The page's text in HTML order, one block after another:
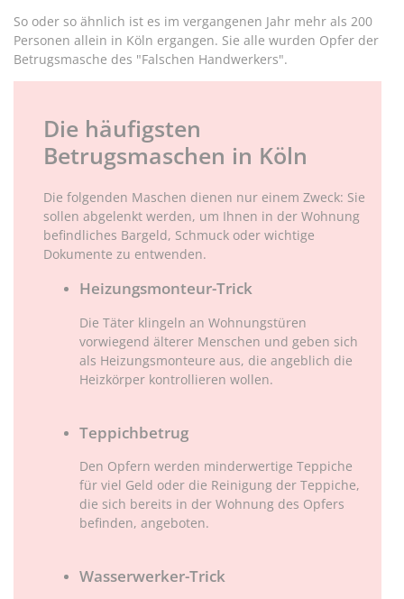
So oder so ähnlich ist es im vergangenen Jahr mehr als 200
Personen allein in Köln ergangen. Sie alle wurden Opfer der
Betrugsmasche des "Falschen Handwerkers".
Die häufigsten
Betrugsmaschen in Köln
Die folgenden Maschen dienen nur einem Zweck: Sie
sollen abgelenkt werden, um Ihnen in der Wohnung
befindliches Bargeld, Schmuck oder wichtige
Dokumente zu entwenden.
Heizungsmonteur-Trick
Die Täter klingeln an Wohnungstüren
vorwiegend älterer Menschen und geben sich
als Heizungsmonteure aus, die angeblich die
Heizkörper kontrollieren wollen.
Teppichbetrug
Den Opfern werden minderwertige Teppiche
für viel Geld oder die Reinigung der Teppiche,
die sich bereits in der Wohnung des Opfers
befinden, angeboten.
Wasserwerker-Trick